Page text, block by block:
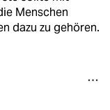
Menschen
dazu zu gehören.